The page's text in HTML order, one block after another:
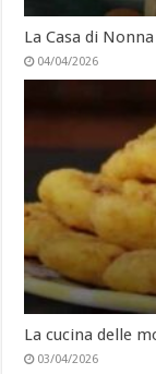
La Casa di
04/04/2026
La cucina delle
03/04/2026